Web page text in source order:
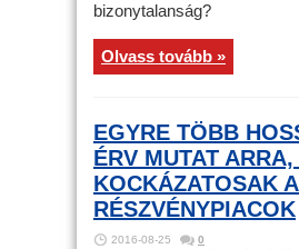
bizonytalanság?
Olvass tovább »
EGYRE TÖBB
ÉRV MUTAT
KOCKÁZATOSAK A
RÉSZVÉNYPIACOK
2016-08-25 0